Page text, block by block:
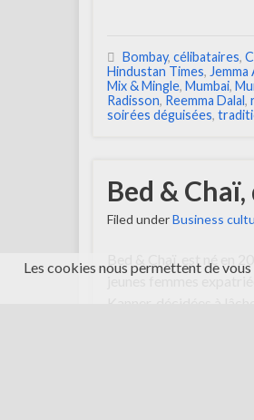
Bombay, célibataires,
Hindustan Times, Jemma
Mix & Mingle, Mumbai,
Radisson, Reemma Dalal,
soirées déguisées,
Bed &
Filed underBusiness
jeunes femmes
Les cookies nous permettent de